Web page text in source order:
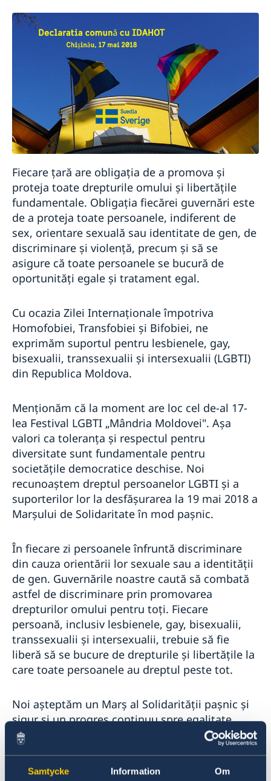
Samtycke Information Om
Fiecare țară are obligația de a promova și
proteja toate drepturile omului și libertățile
fundamentale. Obligația fiecărei guvernări este
de a proteja toate persoanele, indiferent de
sex, orientare sexuală sau identitate de gen, de
discriminare și violență, precum și să se
asigure că toate persoanele se bucură de
oportunități egale și tratament egal.
Cu ocazia Zilei Internaționale împotriva
Homofobiei, Transfobiei și Bifobiei, ne
exprimăm suportul pentru lesbienele, gay,
bisexualii, transsexualii și intersexualii (LGBTI)
din Republica Moldova.
Menționăm că la moment are loc cel de-al 17-
lea Festival LGBTI „Mândria Moldovei". Așa
valori ca toleranța și respectul pentru
diversitate sunt fundamentale pentru
societățile democratice deschise. Noi
recunoaștem dreptul persoanelor LGBTI și a
suporterilor lor la desfășurarea la 19 mai 2018 a
Marșului de Solidaritate în mod pașnic.
În fiecare zi persoanele înfruntă discriminare
din cauza orientării lor sexuale sau a identității
de gen. Guvernările noastre caută să combată
astfel de discriminare prin promovarea
drepturilor omului pentru toți. Fiecare
persoană, inclusiv lesbienele, gay, bisexualii,
transsexualii și intersexualii, trebuie să fie
liberă să se bucure de drepturile și libertățile la
care toate persoanele au dreptul peste tot.
Noi așteptăm un Marș al Solidarității pașnic și
sigur și un progres continuu spre egalitate
pentru toate persoanele din Moldova.
* Declarația comună emisă de misiunile